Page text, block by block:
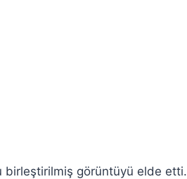
birleştirilmiş görüntüyü elde etti.